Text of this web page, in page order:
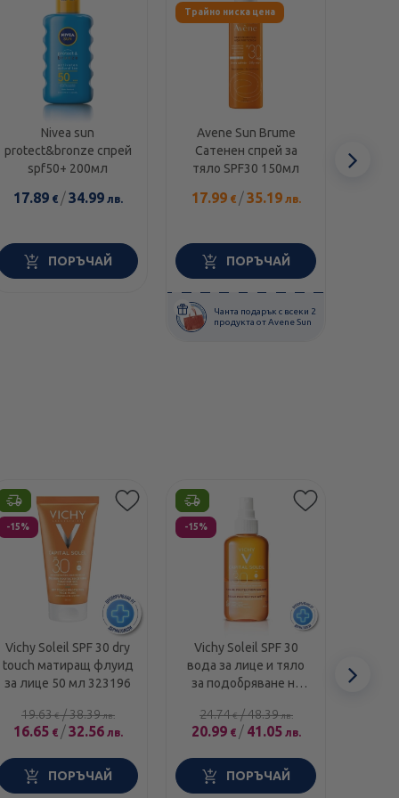
Nivea sun
protect&bronze спрей
spf50+ 200мл
17.89€ /34.99лв.
ПОРЪЧАЙ
Трайно ниска цена
Avene Sun Brume
Сатенен спрей за
тяло SPF30 150мл
17.99€ /35.19лв.
ПОРЪЧАЙ
Чанта подарък с всеки 2
продукта от Avene Sun
-15%
Vichy Soleil SPF 30 dry
touch матиращ флуид
за лице 50 мл 323196
19.63€ /38.39лв.
16.65€ /32.56лв.
ПОРЪЧАЙ
Етикети
-15%
Vichy Soleil SPF 30
вода за лице и тяло
за подобряване на
24.74€ /48.39лв.
20.99€ / 41.05лв.
ПОРЪЧАЙ